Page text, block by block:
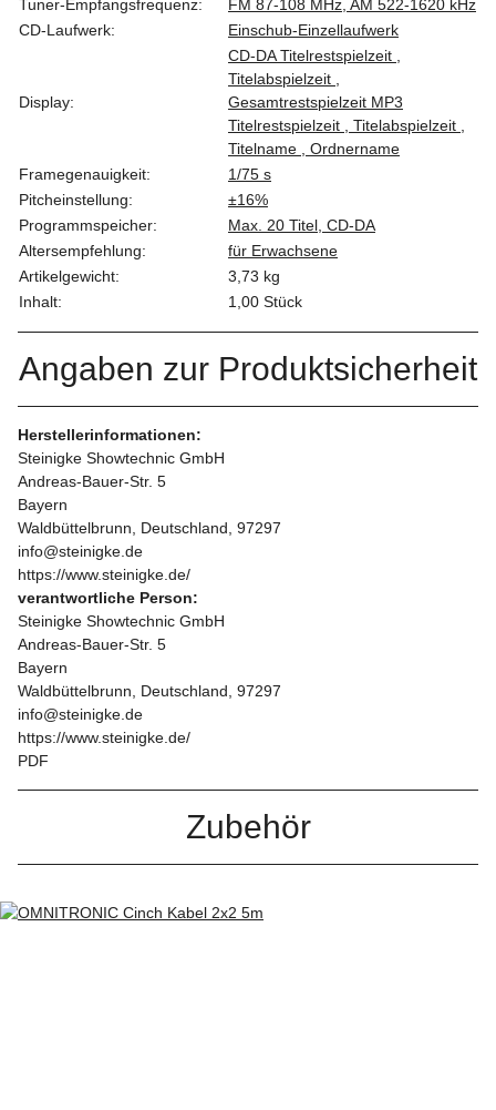
Tuner-Empfangsfrequenz:
FM 87-108 MHz, AM 522-1620 kHz
CD-Laufwerk:
Einschub-Einzellaufwerk
Display:
CD-DA Titelrestspielzeit ,
Titelabspielzeit ,
Gesamtrestspielzeit MP3
Titelrestspielzeit , Titelabspielzeit ,
Titelname , Ordnername
Framegenauigkeit:
1/75 s
Pitcheinstellung:
±16%
Programmspeicher:
Max. 20 Titel, CD-DA
Altersempfehlung:
für Erwachsene
Artikelgewicht:
3,73 kg
Inhalt:
1,00 Stück
Angaben zur Produktsicherheit
Herstellerinformationen:
Steinigke Showtechnic GmbH
Andreas-Bauer-Str. 5
Bayern
Waldbüttelbrunn, Deutschland, 97297
info@steinigke.de
https://www.steinigke.de/
verantwortliche Person:
Steinigke Showtechnic GmbH
Andreas-Bauer-Str. 5
Bayern
Waldbüttelbrunn, Deutschland, 97297
info@steinigke.de
https://www.steinigke.de/
PDF
Zubehör